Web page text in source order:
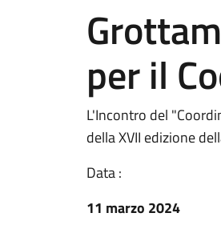
per il
L'Incontro del
della XVII edizione
Data :
11 marzo 2024